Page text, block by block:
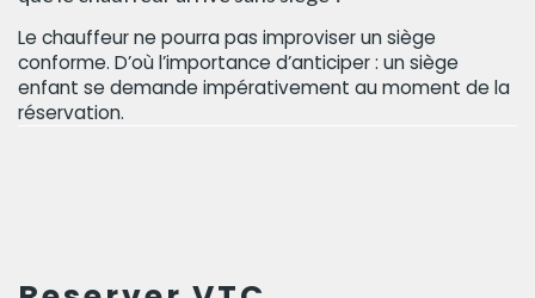
Le chauffeur ne pourra pas improviser un siège
conforme. D’où l’importance d’anticiper : un siège
enfant se demande impérativement au moment de la
réservation.